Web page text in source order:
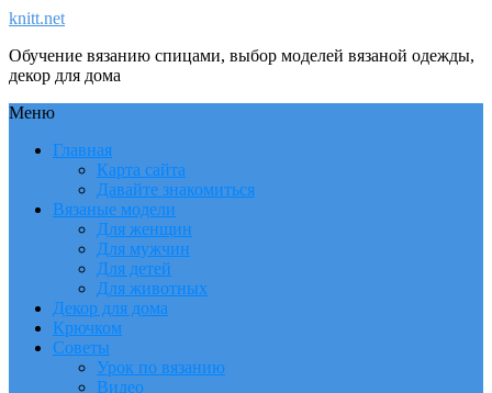
knitt.net
Обучение вязанию спицами, выбор моделей вязаной одежды,
декор для дома
Меню
Главная
Карта сайта
Давайте знакомиться
Вязаные модели
Для женщин
Для мужчин
Для детей
Для животных
Декор для дома
Крючком
Советы
Урок по вязанию
Видео